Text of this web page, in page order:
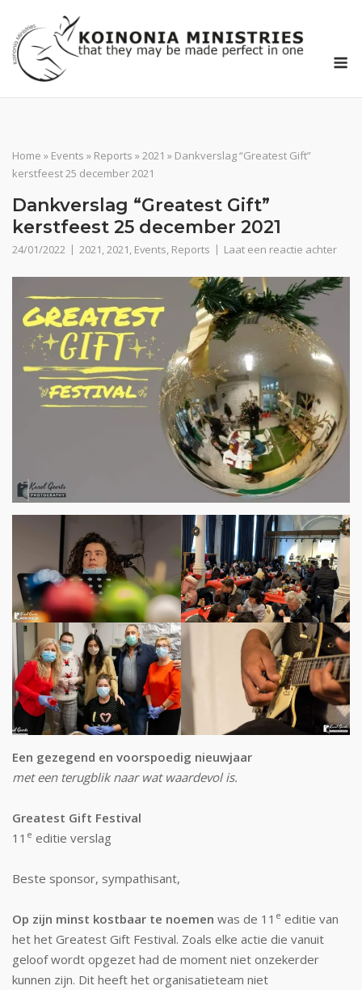
naar
de
inhoud
Home » Events » Reports »2021 » Dankverslag “Greatest Gift”
kerstfeest 25 december 2021
Dankverslag “Greatest Gift”
kerstfeest 25 december 2021
24/01/2022 2021,2021, Events, Reports Laat een reactie achter
Een gezegend en voorspoedig nieuwjaar
met een terugblik naar wat waardevol is.
Greatest Gift Festival
11 e editie verslag
Beste sponsor, sympathisant,
Op zijn minst kostbaar te noemen was de 11 e editie van
het het Greatest Gift Festival. Zoals elke actie die vanuit
geloof wordt opgezet had de moment niet onzekerder
kunnen zijn. Dit heeft het organisatieteam niet